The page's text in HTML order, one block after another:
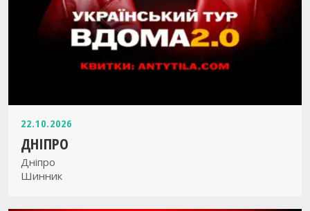
22.10.2026
ДНІПРО
Дніпро
Шинник